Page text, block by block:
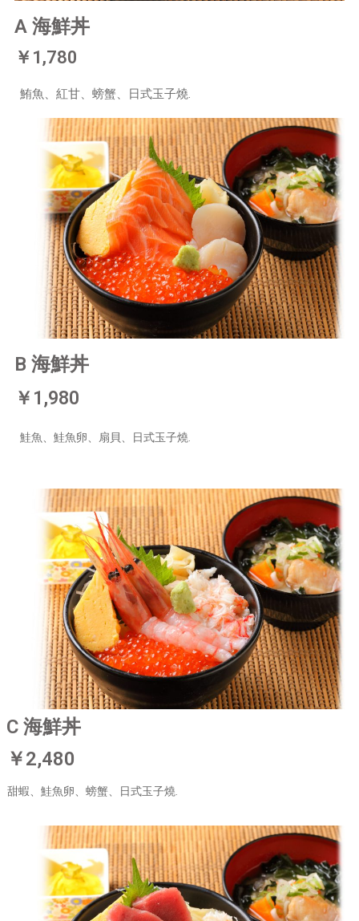
A 海鮮丼
￥1,780
鮪魚、紅甘、螃蟹、日式玉子燒.
B 海鮮丼
￥1,980
鮭魚、鮭魚卵、扇貝、日式玉子燒.
C 海鮮丼
￥2,480
甜蝦、鮭魚卵、螃蟹、日式玉子燒.